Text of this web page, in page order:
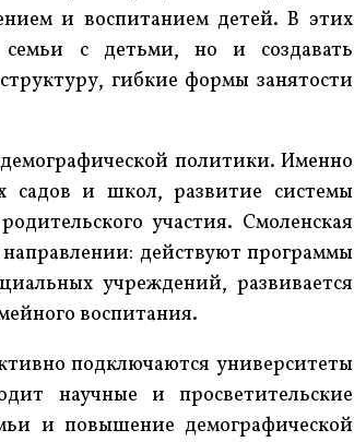
и воспитанием детей. В этих
с детьми, но и создавать
гибкие формы занятости
политики. Именно
садов и школ, развитие системы
участия. Смоленская
действуют программы
учреждений, развивается
воспитания.
подключаются университеты
научные и просветительские
и повышение демографической